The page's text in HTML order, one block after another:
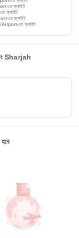
তে ফ্লাইট
ফ্লাইট
তে ফ্লাইট
Airport-তে ফ্লাইট
Sharjah